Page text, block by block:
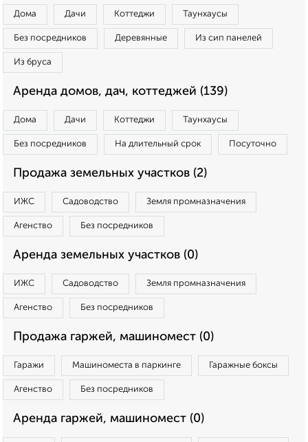
Дома Дачи Коттеджи Таунхаусы
Без посредников Деревянные Из сип панелей
Из бруса
Аренда домов, дач, коттеджей (139)
Дома Дачи Коттеджи Таунхаусы
Без посредников На длительный срок Посуточно
Продажа земельных участков (2)
ИЖС Садоводство Земля промназначения
Агенство Без посредников
Аренда земельных участков (0)
ИЖС Садоводство Земля промназначения
Агенство Без посредников
Продажа гаржей, машиномест (0)
Гаражи Машиноместа в паркинге Гаражные боксы
Агенство Без посредников
Аренда гаржей, машиномест (0)